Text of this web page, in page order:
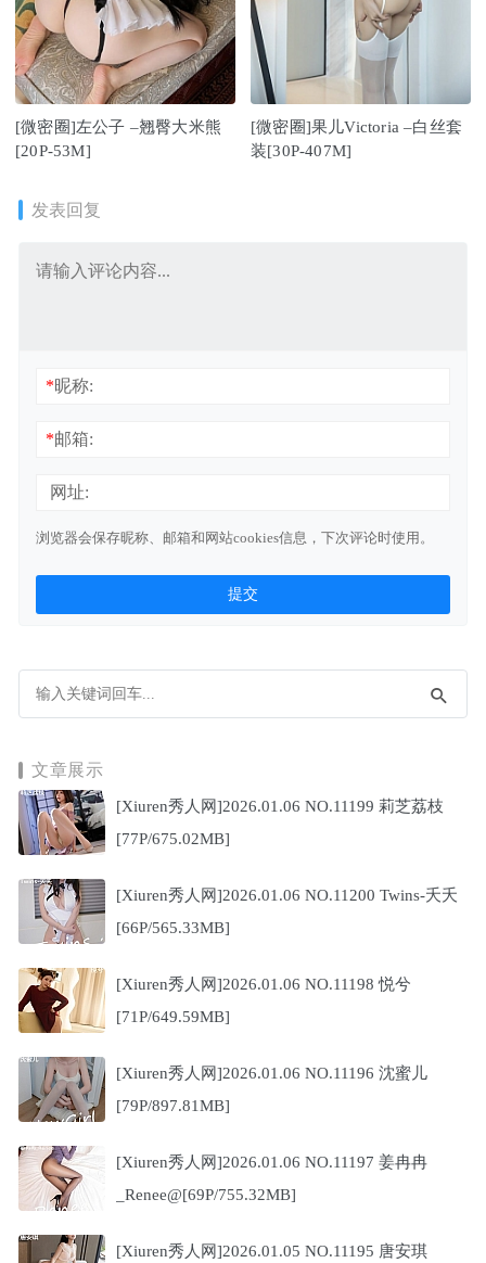
[微密圈]左公子 –翘臀大米熊
[20P-53M]
[微密圈]果儿Victoria –白丝套
装[30P-407M]
发表回复
*昵称:
*邮箱:
网址:
浏览器会保存昵称、邮箱和网站cookies信息，下次评论时使用。
文章展示
[Xiuren秀人网]2026.01.06 NO.11199 莉芝荔枝
[77P/675.02MB]
[Xiuren秀人网]2026.01.06 NO.11200 Twins-夭夭
[66P/565.33MB]
[Xiuren秀人网]2026.01.06 NO.11198 悦兮
[71P/649.59MB]
[Xiuren秀人网]2026.01.06 NO.11196 沈蜜儿
[79P/897.81MB]
[Xiuren秀人网]2026.01.06 NO.11197 姜冉冉
_Renee@[69P/755.32MB]
[Xiuren秀人网]2026.01.05 NO.11195 唐安琪